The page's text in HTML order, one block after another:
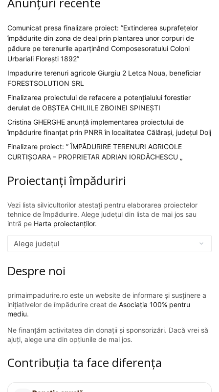
Comunicat presa finalizare proiect: ”Extinderea suprafețelor
împădurite din zona de deal prin plantarea unor corpuri de
pădure pe terenurile aparținând Composesoratului Coloni
Urbariali Florești 1892”
Impadurire terenuri agricole Giurgiu 2 Letca Noua, beneficiar
FORESTSOLUTION SRL
Finalizarea proiectului de refacere a potențialului forestier
derulat de OBȘTEA CHILIILE ZBOINEI SPINEȘTI
Cristina GHERGHE anunță implementarea proiectului de
împădurire finanțat prin PNRR în localitatea Călărași, județul Dolj
Finalizare proiect: ” ÎMPĂDURIRE TERENURI AGRICOLE
CURTIȘOARA – PROPRIETAR ADRIAN IORDĂCHESCU „
Proiectanți împăduriri
Vezi lista silvicultorilor atestați pentru elaborarea proiectelor
tehnice de împădurire. Alege județul din lista de mai jos sau
intră pe Harta proiectanților.
Despre noi
primaimpadurire.ro este un website de informare și susținere a
inițiativelor de împădurire creat de Asociația 100% pentru
mediu.
Ne finanțăm activitatea din donații și sponsorizări. Dacă vrei să
ajuți, alege una din opțiunile de mai jos.
Contribuția ta face diferența